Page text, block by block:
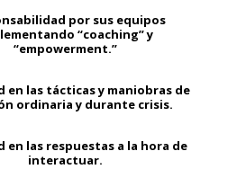
por sus equipos
“coaching” y
“empowerment.”
en las tácticas y maniobras de
ordinaria y durante crisis.
en las respuestas a la hora de
interactuar.